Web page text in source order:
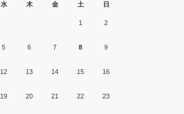
水 木 金 土 日
1 2
5 6 7 8 9
12 13 14 15 16
19 20 21 22 23